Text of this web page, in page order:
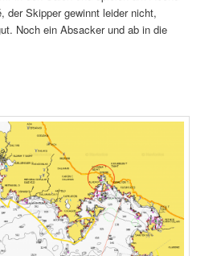
der Skipper gewinnt leider nicht,
Noch ein Absacker und ab in die